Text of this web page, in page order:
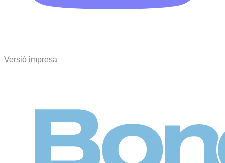
Versió impresa